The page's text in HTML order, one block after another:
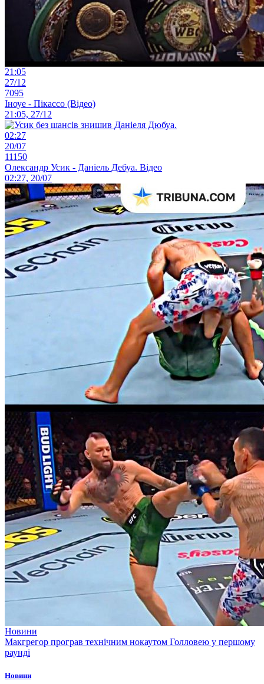
21:05
27/12
7095
Іноуе - Пікассо (Відео)
21:05, 27/12
02:27
20/07
11150
Олександр Усик - Даніель Дебуа. Відео
02:27, 20/07
Новини
Макгрегор програв технічним нокаутом Голловею у першому
раунді
Новини